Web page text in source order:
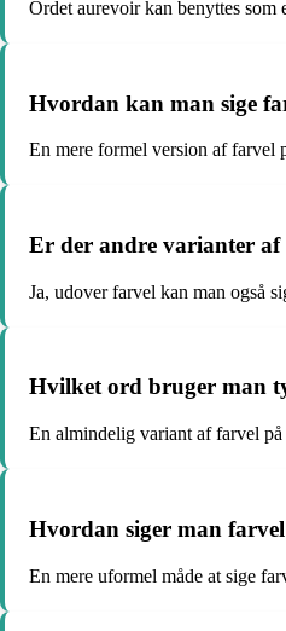
Ordet aurevoir kan benyttes
Hvordan kan man sige
En mere formel version af farvel
Er der andre varianter af
Ja, udover farvel kan man også
Hvilket ord bruger man
En almindelig variant af farvel på
Hvordan siger man
En mere uformel måde at sige